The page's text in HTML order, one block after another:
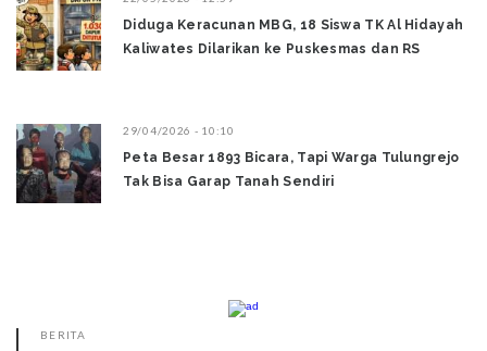
Diduga Keracunan MBG, 18 Siswa TK Al Hidayah
Kaliwates Dilarikan ke Puskesmas dan RS
29/04/2026 - 10:10
Peta Besar 1893 Bicara, Tapi Warga Tulungrejo
Tak Bisa Garap Tanah Sendiri
BERITA